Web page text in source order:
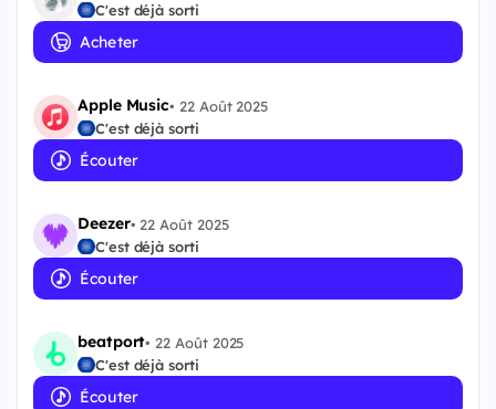
C'est déjà sorti
Acheter
Apple Music• 22 Août 2025
C'est déjà sorti
Écouter
Deezer• 22 Août 2025
C'est déjà sorti
Écouter
beatport• 22 Août 2025
C'est déjà sorti
Écouter